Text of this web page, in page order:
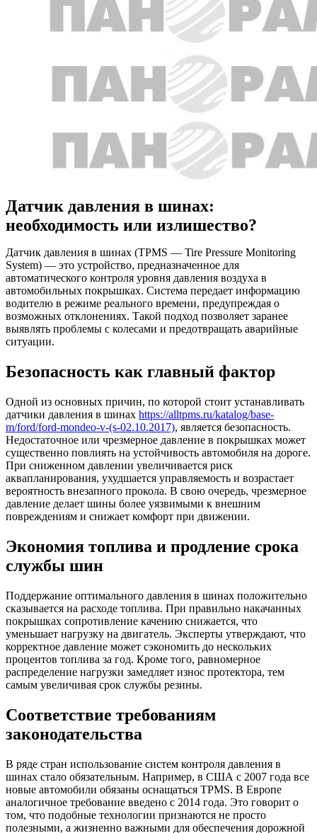
Датчик давления в шинах:
необходимость или излишество?
Датчик давления в шинах (TPMS — Tire Pressure Monitoring
System) — это устройство, предназначенное для
автоматического контроля уровня давления воздуха в
автомобильных покрышках. Система передает информацию
водителю в режиме реального времени, предупреждая о
возможных отклонениях. Такой подход позволяет заранее
выявлять проблемы с колесами и предотвращать аварийные
ситуации.
Безопасность как главный фактор
Одной из основных причин, по которой стоит устанавливать
датчики давления в шинах https://alltpms.ru/katalog/base-
m/ford/ford-mondeo-v-(s-02.10.2017), является безопасность.
Недостаточное или чрезмерное давление в покрышках может
существенно повлиять на устойчивость автомобиля на дороге.
При сниженном давлении увеличивается риск
аквапланирования, ухудшается управляемость и возрастает
вероятность внезапного прокола. В свою очередь, чрезмерное
давление делает шины более уязвимыми к внешним
повреждениям и снижает комфорт при движении.
Экономия топлива и продление срока
службы шин
Поддержание оптимального давления в шинах положительно
сказывается на расходе топлива. При правильно накачанных
покрышках сопротивление качению снижается, что
уменьшает нагрузку на двигатель. Эксперты утверждают, что
корректное давление может сэкономить до нескольких
процентов топлива за год. Кроме того, равномерное
распределение нагрузки замедляет износ протектора, тем
самым увеличивая срок службы резины.
Соответствие требованиям
законодательства
В ряде стран использование систем контроля давления в
шинах стало обязательным. Например, в США с 2007 года все
новые автомобили обязаны оснащаться TPMS. В Европе
аналогичное требование введено с 2014 года. Это говорит о
том, что подобные технологии признаются не просто
полезными, а жизненно важными для обеспечения дорожной